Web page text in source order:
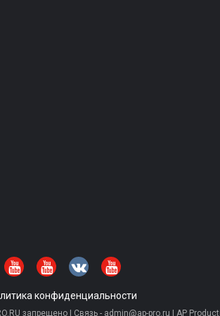
конфиденциальности
запрещено | Связь - admin@ap-pro.ru | AP